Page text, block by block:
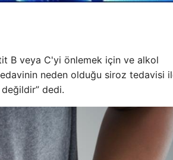
B veya C'yi önlemek için ve alkol
neden olduğu siroz tedavisi
dedi.